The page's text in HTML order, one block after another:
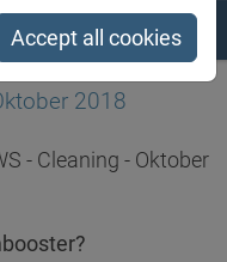
2018
- Cleaning - Oktober
Accept all cookies